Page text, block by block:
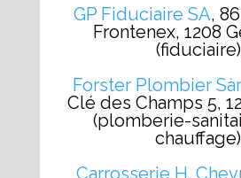
GP Fiduciaire SA,
Frontenex, 1208
(fiduciaire)
Forster Plombier
Clé des Champs 5,
(plomberie-
chauffage)
Carrosserie H.